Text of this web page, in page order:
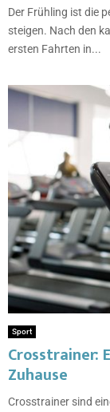
Der Frühling ist die
steigen. Nach den
ersten Fahrten in...
Sport
Crosstrainer:
Zuhause
Crosstrainer sind